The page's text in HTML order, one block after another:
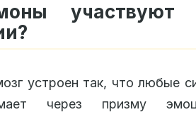
участвуют
устроен так, что любые
через призму